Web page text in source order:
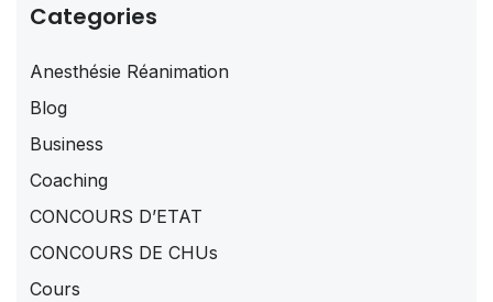
Categories
Anesthésie Réanimation
Blog
Business
Coaching
CONCOURS D’ETAT
CONCOURS DE CHUs
Cours